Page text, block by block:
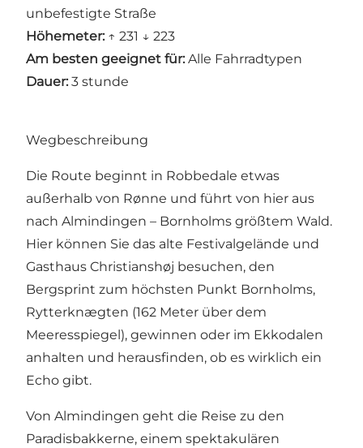
unbefestigte Straße
Höhemeter: ↑ 231 ↓ 223
Am besten geeignet für: Alle Fahrradtypen
Dauer: 3 stunde
Wegbeschreibung
Die Route beginnt in Robbedale etwas
außerhalb von Rønne und führt von hier aus
nach Almindingen – Bornholms größtem Wald.
Hier können Sie das alte Festivalgelände und
Gasthaus Christianshøj besuchen, den
Bergsprint zum höchsten Punkt Bornholms,
Rytterknægten (162 Meter über dem
Meeresspiegel), gewinnen oder im Ekkodalen
anhalten und herausfinden, ob es wirklich ein
Echo gibt.
Von Almindingen geht die Reise zu den
Paradisbakkerne, einem spektakulären